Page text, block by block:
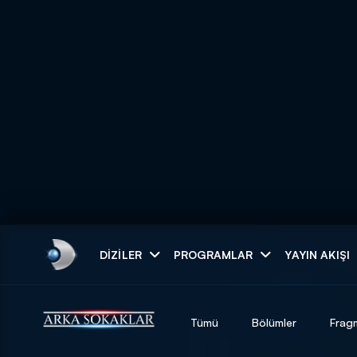
DIZILER PROGRAMLAR YAYIN AKIŞI
Tümü Bölümler